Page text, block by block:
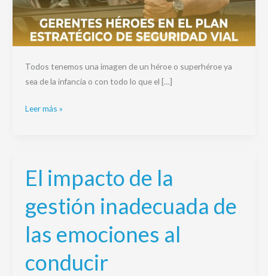
Todos tenemos una imagen de un héroe o superhéroe ya
sea de la infancia o con todo lo que el […]
Leer más »
El impacto de la
gestión inadecuada de
las emociones al
conducir
El
impacto
de
la
gestión
inadecuada
de